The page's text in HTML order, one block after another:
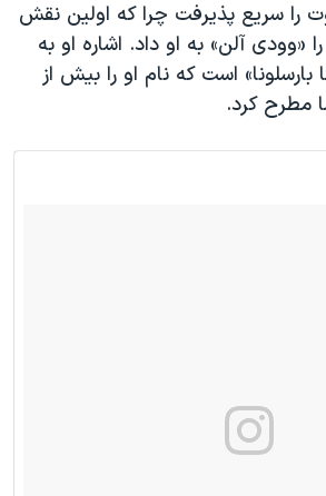
را سریع پذیرفت چرا که اولین نقش
«وودی آلن» به او داد. اشاره او به
بارسلونا» است که نام او را بیش از
مطرح کرد.